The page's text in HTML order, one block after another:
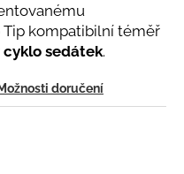
kompatibilní téměř
cyklo sedátek.
doručení